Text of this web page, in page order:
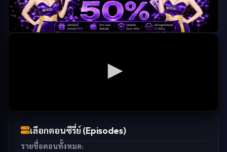
เลือกตอนซีรี่ย์ (Episodes)
รายชื่อตอนทั้งหมด: